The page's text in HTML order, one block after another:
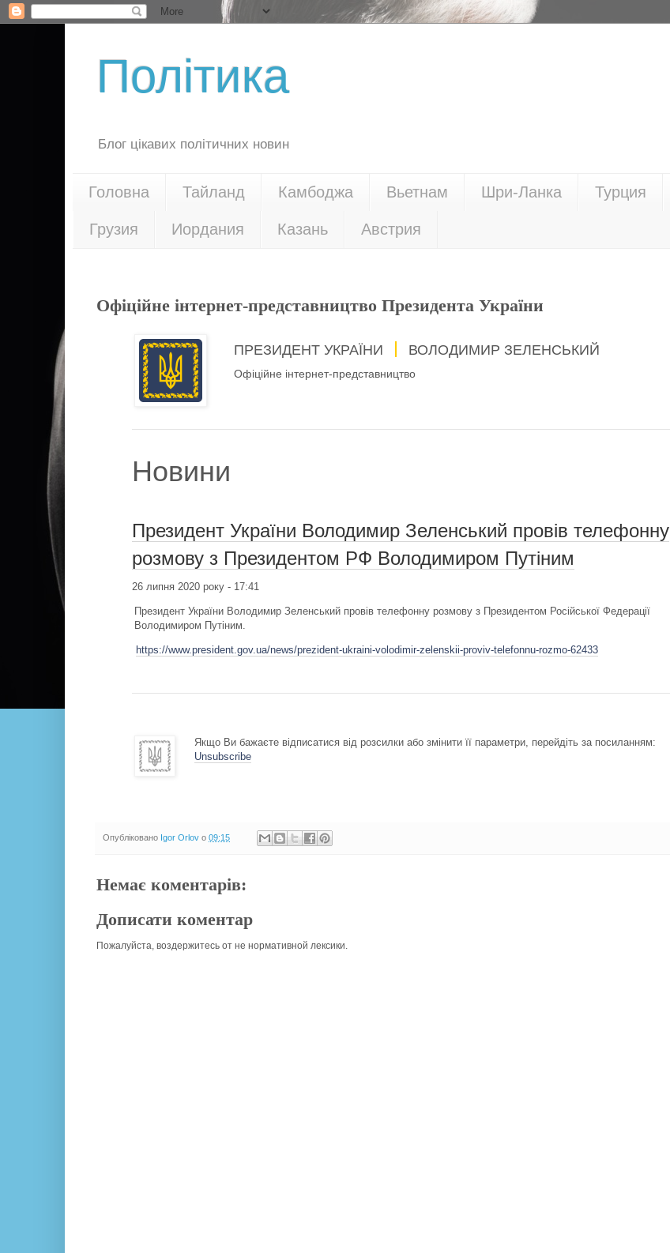
Політика
Блог цікавих політичних новин
Головна Тайланд Камбоджа Вьетнам Шри-Ланка Турция
Грузия Иордания Казань Австрия
Офіційне інтернет-представництво Президента України
ПРЕЗИДЕНТ УКРАЇНИ ВОЛОДИМИР ЗЕЛЕНСЬКИЙ
Офіційне інтернет-представництво
Новини
Президент України Володимир Зеленський провів телефонну
розмову з Президентом РФ Володимиром Путіним
26 липня 2020 року - 17:41
Президент України Володимир Зеленський провів телефонну розмову з Президентом Російської Федерації
Володимиром Путіним.
https://www.president.gov.ua/news/prezident-ukraini-volodimir-zelenskii-proviv-telefonnu-rozmo-62433
Якщо Ви бажаєте відписатися від розсилки або змінити її параметри, перейдіть за посиланням:
Unsubscribe
Опубліковано Igor Orlov о 09:15
Немає коментарів:
Дописати коментар
Пожалуйста, воздержитесь от не нормативной лексики.